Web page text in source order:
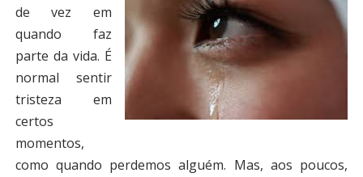
de vez em
quando faz
parte da vida. É
normal sentir
tristeza em
certos
momentos,
como quando perdemos alguém. Mas, aos poucos,